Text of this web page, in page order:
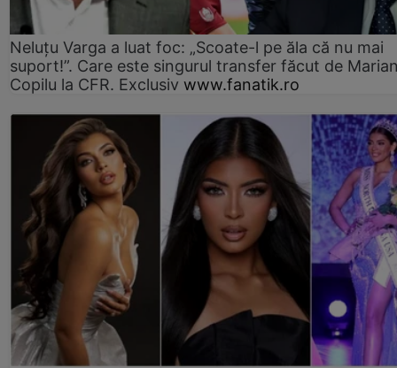
Neluțu Varga a luat foc: „Scoate-l pe ăla că nu mai
suport!”. Care este singurul transfer făcut de
Copilu la CFR. Exclusiv www.fanatik.ro